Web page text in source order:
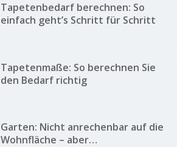
Tapetenbedarf berechnen: So
einfach geht’s Schritt für Schritt
Tapetenmaße: So berechnen Sie
den Bedarf richtig
Garten: Nicht anrechenbar auf die
Wohnfläche – aber…